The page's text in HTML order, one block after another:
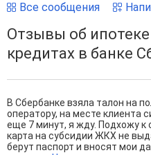
Все сообщения
Отзывы об
кредитах в банке
В Сбербанке взяла талон на
оператору, на месте клиента
еще 7 минут, я жду. Подхожу к
карта на субсидии ЖКХ не
берут паспорт и вносят мои